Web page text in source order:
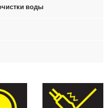
воды